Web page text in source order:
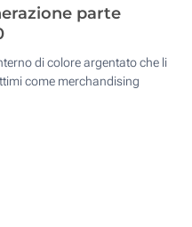
parte
di colore argentato che li
come merchandising